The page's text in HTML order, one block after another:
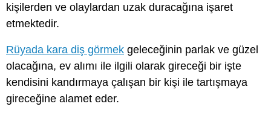
kişilerden ve olaylardan uzak duracağına işaret
etmektedir.
Rüyada kara diş görmek geleceğinin parlak ve güzel
olacağına, ev alımı ile ilgili olarak gireceği bir işte
kendisini kandırmaya çalışan bir kişi ile tartışmaya
gireceğine alamet eder.